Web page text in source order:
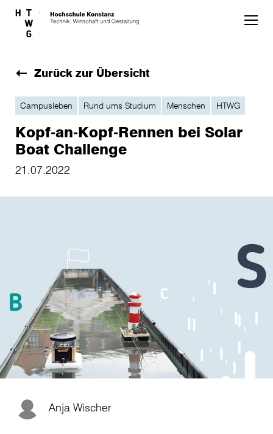
Skip to main content
Zurück zur Übersicht
Campusleben Rund ums Studium Menschen HTWG
Kopf-an-Kopf-Rennen bei Solar
Boat Challenge
21.07.2022
Anja Wischer